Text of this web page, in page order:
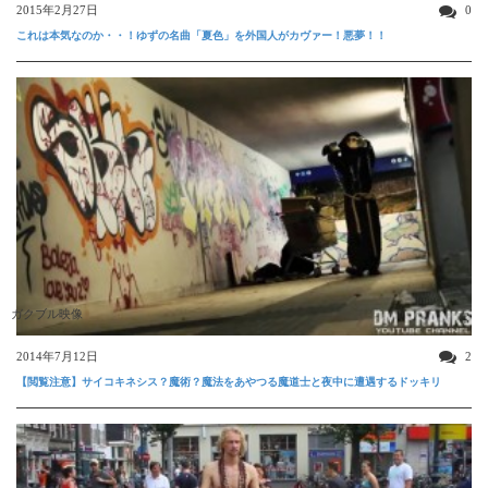
2015年2月27日 0
これは本気なのか・・！ゆずの名曲「夏色」を外国人がカヴァー！悪夢！！
ガクブル映像
2014年7月12日 2
【閲覧注意】サイコキネシス？魔術？魔法をあやつる魔道士と夜中に遭遇するドッキリ